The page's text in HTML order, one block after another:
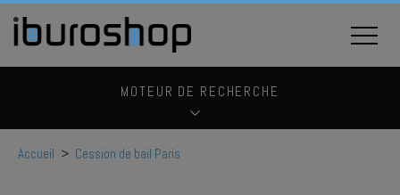
MOTEUR DE RECHERCHE
Accueil > Cession de bail Paris